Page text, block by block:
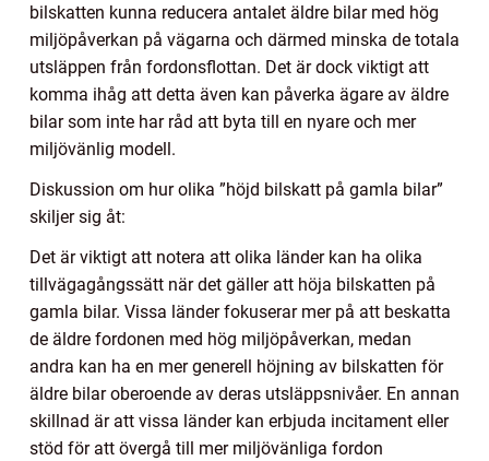
bilskatten kunna reducera antalet äldre bilar med hög
miljöpåverkan på vägarna och därmed minska de totala
utsläppen från fordonsflottan. Det är dock viktigt att
komma ihåg att detta även kan påverka ägare av äldre
bilar som inte har råd att byta till en nyare och mer
miljövänlig modell.
Diskussion om hur olika ”höjd bilskatt på gamla bilar”
skiljer sig åt:
Det är viktigt att notera att olika länder kan ha olika
tillvägagångssätt när det gäller att höja bilskatten på
gamla bilar. Vissa länder fokuserar mer på att beskatta
de äldre fordonen med hög miljöpåverkan, medan
andra kan ha en mer generell höjning av bilskatten för
äldre bilar oberoende av deras utsläppsnivåer. En annan
skillnad är att vissa länder kan erbjuda incitament eller
stöd för att övergå till mer miljövänliga fordon